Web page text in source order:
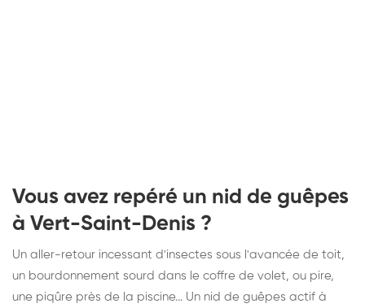
Vous avez repéré un nid de guêpes
à Vert-Saint-Denis ?
Un aller-retour incessant d'insectes sous l'avancée de toit,
un bourdonnement sourd dans le coffre de volet, ou pire,
une piqûre près de la piscine... Un nid de guêpes actif à